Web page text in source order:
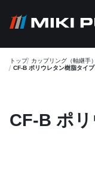
トップ カップリング（軸継手
CF-B ポリウレタン樹脂タイプ
CF-B ポ